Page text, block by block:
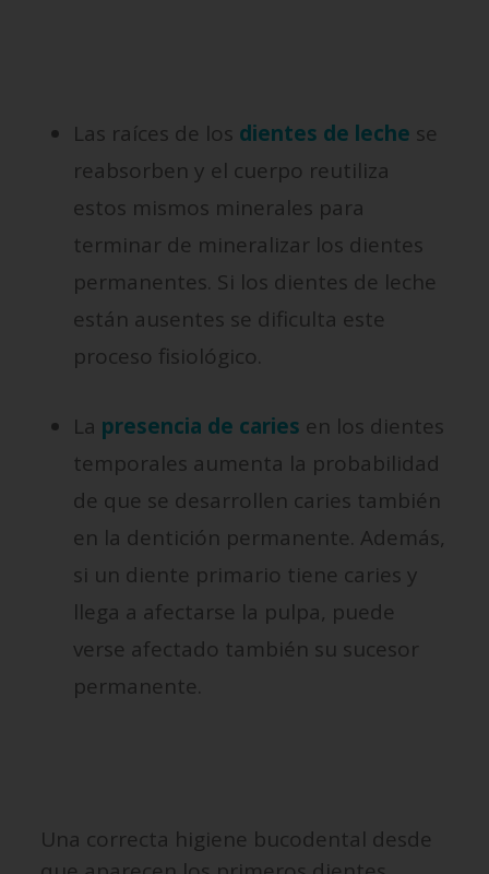
Las raíces de los dientes de leche se
reabsorben y el cuerpo reutiliza
estos mismos minerales para
terminar de mineralizar los dientes
permanentes. Si los dientes de leche
están ausentes se dificulta este
proceso fisiológico.
La presencia de caries en los dientes
temporales aumenta la probabilidad
de que se desarrollen caries también
en la dentición permanente. Además,
si un diente primario tiene caries y
llega a afectarse la pulpa, puede
verse afectado también su sucesor
permanente.
Una correcta higiene bucodental desde